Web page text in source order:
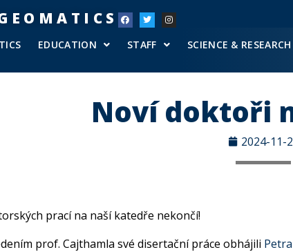
EDUCATION STAFF SCIENCE & RESEARCH
Noví doktoři
2024-11-
prací na naší katedře nekončí!
prof. Cajthamla své disertační práce obhájili